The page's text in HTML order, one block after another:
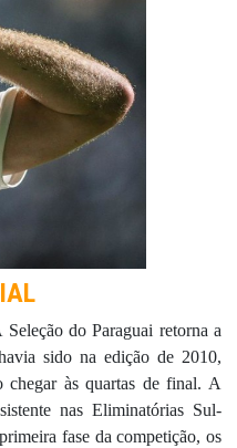
do Paraguai retorna a
sido na edição de 2010,
chegar às quartas de final. A
nas Eliminatórias Sul-
fase da competição, os